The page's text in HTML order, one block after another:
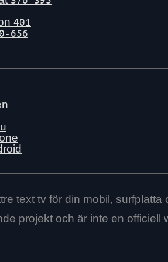
401
656
text tv för din mobil, surfplatta
projekt och är inte en officiell